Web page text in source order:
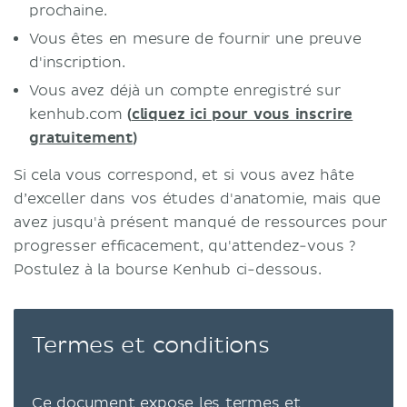
prochaine.
Vous êtes en mesure de fournir une preuve
d'inscription.
Vous avez déjà un compte enregistré sur
kenhub.com (cliquez ici pour vous inscrire
gratuitement)
Si cela vous correspond, et si vous avez hâte
d’exceller dans vos études d'anatomie, mais que
avez jusqu'à présent manqué de ressources pour
progresser efficacement, qu'attendez-vous ?
Postulez à la bourse Kenhub ci-dessous.
Termes et conditions
Ce document expose les termes et